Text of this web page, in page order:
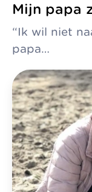
Mijn papa
“Ik wil niet
papa…